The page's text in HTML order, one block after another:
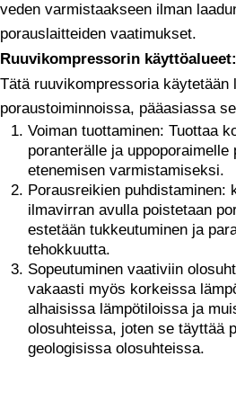
veden varmistaakseen ilman
porauslaitteiden vaatimukset.
Ruuvikompressorin käyttöalueet:
Tätä ruuvikompressoria käytetään
poraustoiminnoissa, pääasiassa
Voiman tuottaminen: Tuottaa
poranterälle ja
etenemisen varmistamiseksi.
Porausreikien puhdistaminen:
ilmavirran avulla poistetaan
estetään tukkeutuminen ja
tehokkuutta.
Sopeutuminen vaativiin
vakaasti myös korkeissa
alhaisissa lämpötiloissa ja
olosuhteissa, joten se täyttää
geologisissa olosuhteissa.